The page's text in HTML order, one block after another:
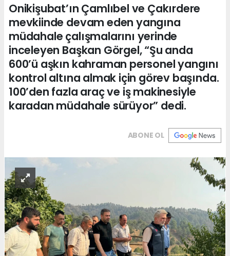
Onikişubat’ın Çamlıbel ve Çakırdere
mevkiinde devam eden yangına
müdahale çalışmalarını yerinde
inceleyen Başkan Görgel, “Şu anda
600’ü aşkın kahraman personel yangını
kontrol altına almak için görev başında.
100’den fazla araç ve iş makinesiyle
karadan müdahale sürüyor” dedi.
ABONE OL